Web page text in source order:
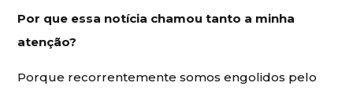
Por que essa notícia chamou tanto a minha
atenção?
Porque recorrentemente somos engolidos pelo